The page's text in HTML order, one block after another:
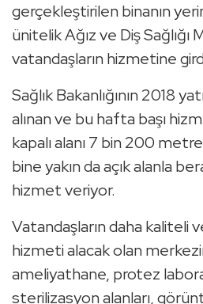
gerçekleştirilen binanın
ünitelik Ağız ve Diş Sağlığı
vatandaşların hizmetine
Sağlık Bakanlığının 2018
alınan ve bu hafta başı
kapalı alanı 7 bin 200
bine yakın da açık alanla
hizmet veriyor.
Vatandaşların daha kaliteli
hizmeti alacak olan
ameliyathane, protez
sterilizasyon alanları,